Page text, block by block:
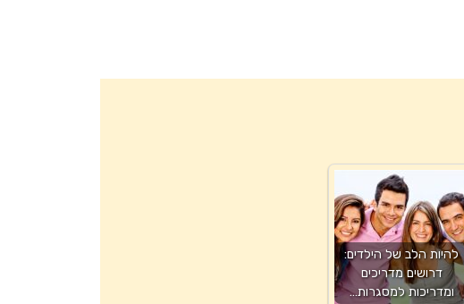
להיות הלב של הילדים:
דרושים מדריכים
ומדריכות למסגרות…